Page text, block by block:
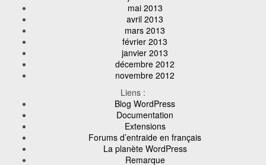
mai 2013
avril 2013
mars 2013
février 2013
janvier 2013
décembre 2012
novembre 2012
Liens :
Blog WordPress
Documentation
Extensions
Forums d’entraide en français
La planète WordPress
Remarque